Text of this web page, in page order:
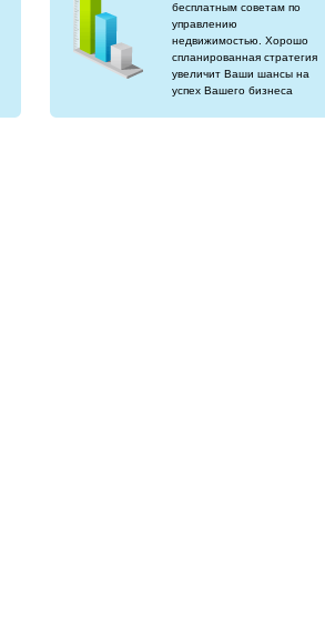
бесплатным советам по
управлению
недвижимостью. Хорошо
спланированная стратегия
увеличит Ваши шансы на
успех Вашего бизнеса